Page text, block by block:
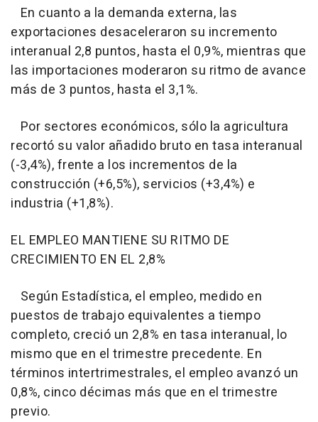
En cuanto a la demanda externa, las
exportaciones desaceleraron su incremento
interanual 2,8 puntos, hasta el 0,9%, mientras que
las importaciones moderaron su ritmo de avance
más de 3 puntos, hasta el 3,1%.
Por sectores económicos, sólo la agricultura
recortó su valor añadido bruto en tasa interanual
(-3,4%), frente a los incrementos de la
construcción (+6,5%), servicios (+3,4%) e
industria (+1,8%).
EL EMPLEO MANTIENE SU RITMO DE
CRECIMIENTO EN EL 2,8%
Según Estadística, el empleo, medido en
puestos de trabajo equivalentes a tiempo
completo, creció un 2,8% en tasa interanual, lo
mismo que en el trimestre precedente. En
términos intertrimestrales, el empleo avanzó un
0,8%, cinco décimas más que en el trimestre
previo.